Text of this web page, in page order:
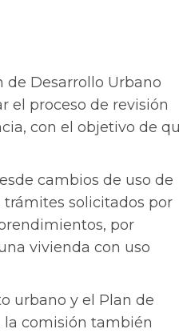
de Desarrollo Urbano
el proceso de revisión
con el objetivo de
cambios de uso de
trámites solicitados por
por
vivienda con uso
urbano y el Plan de
la comisión también